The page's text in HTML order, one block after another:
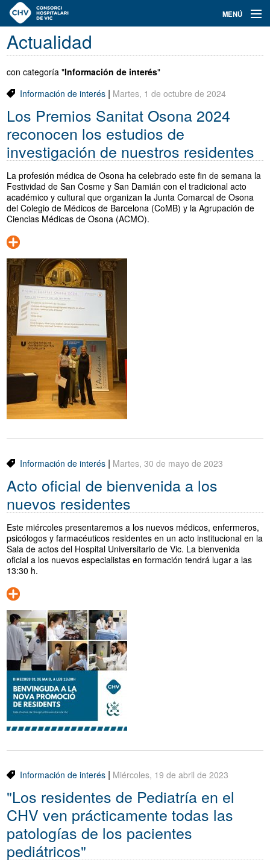
Navegación
principal
MENÚ
Actualidad
Conoce el Consorci
Especialidades
Oferta de plazas
Ser residente
Contacto
Buscador
Traductor
Segueix-nos:
Actualidad
con categoría "Información de interés"
Información de interés| Martes, 1 de octubre de 2024
Los Premios Sanitat Osona 2024
reconocen los estudios de
investigación de nuestros residentes
La profesión médica de Osona ha celebrado este fin de semana la
Festividad de San Cosme y San Damián con el tradicional acto
académico y cultural que organizan la Junta Comarcal de Osona
del Colegio de Médicos de Barcelona (CoMB) y la Agrupación de
Ciencias Médicas de Osona (ACMO).
Información de interés| Martes, 30 de mayo de 2023
Acto oficial de bienvenida a los
nuevos residentes
Este miércoles presentaremos a los nuevos médicos, enfermeros,
psicólogos y farmacéuticos residentes en un acto institucional en la
Sala de actos del Hospital Universitario de Vic. La bienvenida
oficial a los nuevos especialistas en formación tendrá lugar a las
13:30 h.
Información de interés| Miércoles, 19 de abril de 2023
"Los residentes de Pediatría en el
CHV ven prácticamente todas las
patologías de los pacientes
pediátricos"